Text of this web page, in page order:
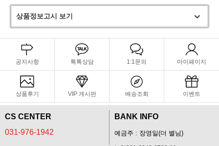
상품정보고시 보기
공지사항 톡톡상담 1:1문의 마이페이지
상품후기 VIP 게시판 배송조회 이벤트
CS CENTER
031-976-1942
BANK INFO
예금주 : 장영일(더 별님)